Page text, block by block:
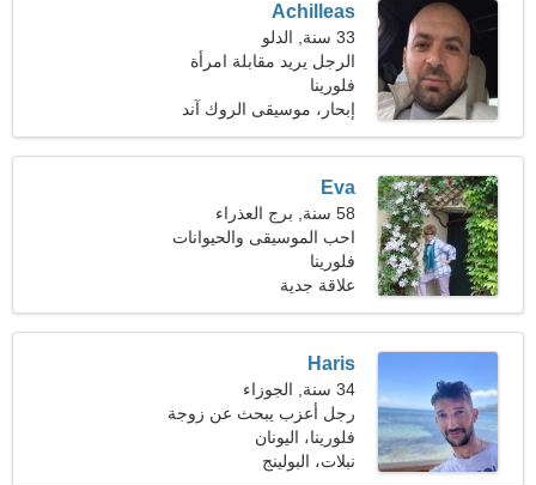
Achilleas
33 سنة, الدلو
الرجل يريد مقابلة امرأة
فلورينا
إبحار، موسيقى الروك آند
رول
Eva
58 سنة, برج العذراء
احب الموسيقى والحيوانات
الاليفة
فلورينا
علاقة جدية
Haris
34 سنة, الجوزاء
رجل أعزب يبحث عن زوجة
فلورينا، اليونان
نبلات، البولينج